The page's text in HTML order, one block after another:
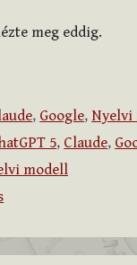
meg eddig.
, Google, Nyelvi
5, Claude,
modell